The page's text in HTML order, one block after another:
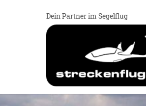
Dein Partner im Segelflug